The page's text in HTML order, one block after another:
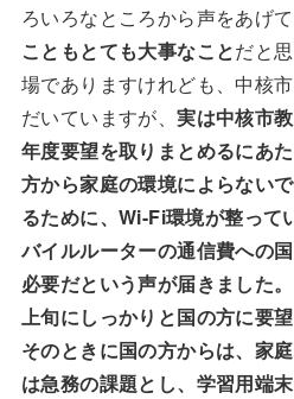
ろいろなところから声をあげて
こともとても大事なことだと
場でありますけれども、中核
だいていますが、実は中核市
年度要望を取りまとめるにあ
方から家庭の環境によらない
るために、Wi-Fi環境が整って
バイルルーターの通信費への
必要だという声が届きました
上旬にしっかりと国の方に要
そのときに国の方からは、家
は急務の課題とし、学習用端